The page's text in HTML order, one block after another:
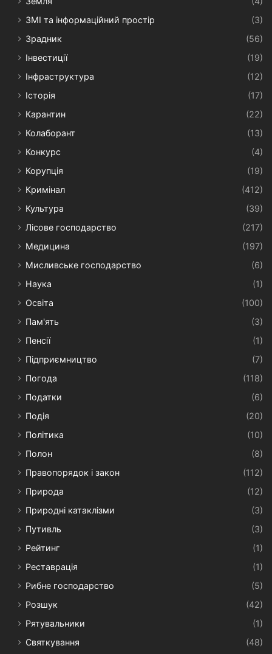
ЗМІ та інформаційний простір
(3)
Зрадник
(56)
Інвестиції
(19)
Інфраструктура
(12)
Історія
(17)
Карантин
(22)
Колаборант
(13)
Конкурс
(4)
Корупція
(19)
Кримінал
(412)
Культура
(39)
Лісове господарство
(217)
Медицина
(197)
Мисливське господарство
(6)
Наука
(1)
Освіта
(100)
Пам'ять
(3)
Пенсії
(1)
Підприємництво
(7)
Погода
(118)
Податки
(6)
Подія
(20)
Політика
(10)
Полон
(8)
Правопорядок і закон
(112)
Природа
(12)
Природні катаклізми
(3)
Путивль
(3)
Рейтинг
(1)
Реставрація
(1)
Рибне господарство
(5)
Розшук
(42)
Рятувальники
(1)
Святкування
(48)